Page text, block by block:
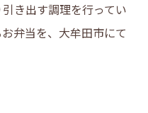
き出す調理を行ってい
弁当を、大牟田市にて